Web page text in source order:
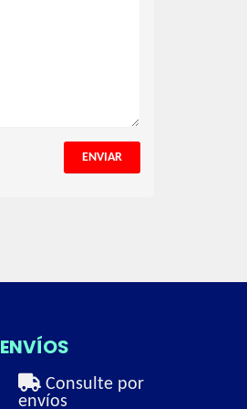
ENVIAR
ENVÍOS
Consulte por
envíos